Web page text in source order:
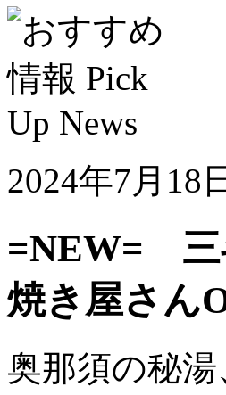
2024年7月18
=NEW= 三
焼き屋さん
奥那須の秘湯